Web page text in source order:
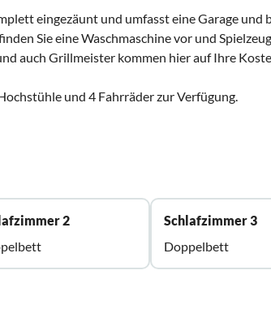
eingezäunt und umfasst eine Garage und
Sie eine Waschmaschine vor und
auch Grillmeister kommen hier auf Ihre
und 4 Fahrräder zur Verfügung.
2
Schlafzimmer 3
Doppelbett